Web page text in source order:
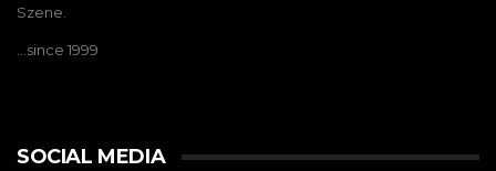
Szene.
…since 1999
SOCIAL MEDIA